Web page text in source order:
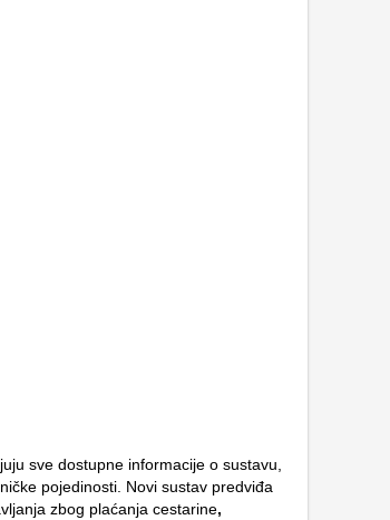
sve dostupne informacije o sustavu,
pojedinosti. Novi sustav predviđa
zbog plaćanja cestarine,